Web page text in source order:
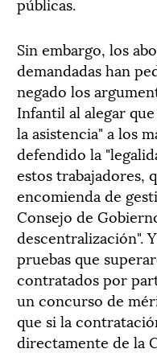
Sin embargo, los
demandadas han
negado los
Infantil al alegar
la asistencia" a los
defendido la
estos trabajadores,
encomienda de
Consejo de
descentralización".
pruebas que
contratados por
un concurso de
que si la
directamente de la